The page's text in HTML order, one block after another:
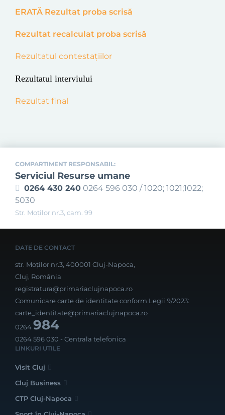
ERATĂ Rezultat proba scrisă
Rezultat recalculat proba scrisă
Rezultatul contestațiilor
Rezultatul interviului
Rezultat final
COMPARTIMENT RESPONSABIL:
Serviciul Resurse umane
0264 430 240 0264 596 030 / 1020; 1021;1022;
5030
Str. Moţilor nr.3, cam. 99
DATE DE CONTACT
str. Moților nr.3, 400001 Cluj-Napoca,
Cluj, România
registratura@primariaclujnapoca.ro
Comunicare carte de identitate conform Legii 9/2023:
carte_identitate@primariaclujnapoca.ro
0264984
0264 596 030 - Centrala telefonica
LINKURI UTILE
Visit Cluj
Cluj Business
CTP Cluj-Napoca